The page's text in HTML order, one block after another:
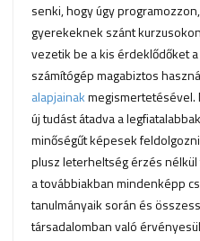
senki, hogy úgy
gyerekeknek szánt
vezetik be a kis érdeklődőket
számítógép magabiztos
alapjainakmegismertetésével.
új tudást átadva a
minőségűt képesek
plusz leterheltség érzés
a továbbiakban mindenképp
tanulmányaik során és
társadalomban való